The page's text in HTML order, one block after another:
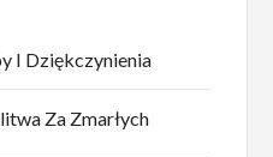
I Dziękczynienia
Za Zmarłych